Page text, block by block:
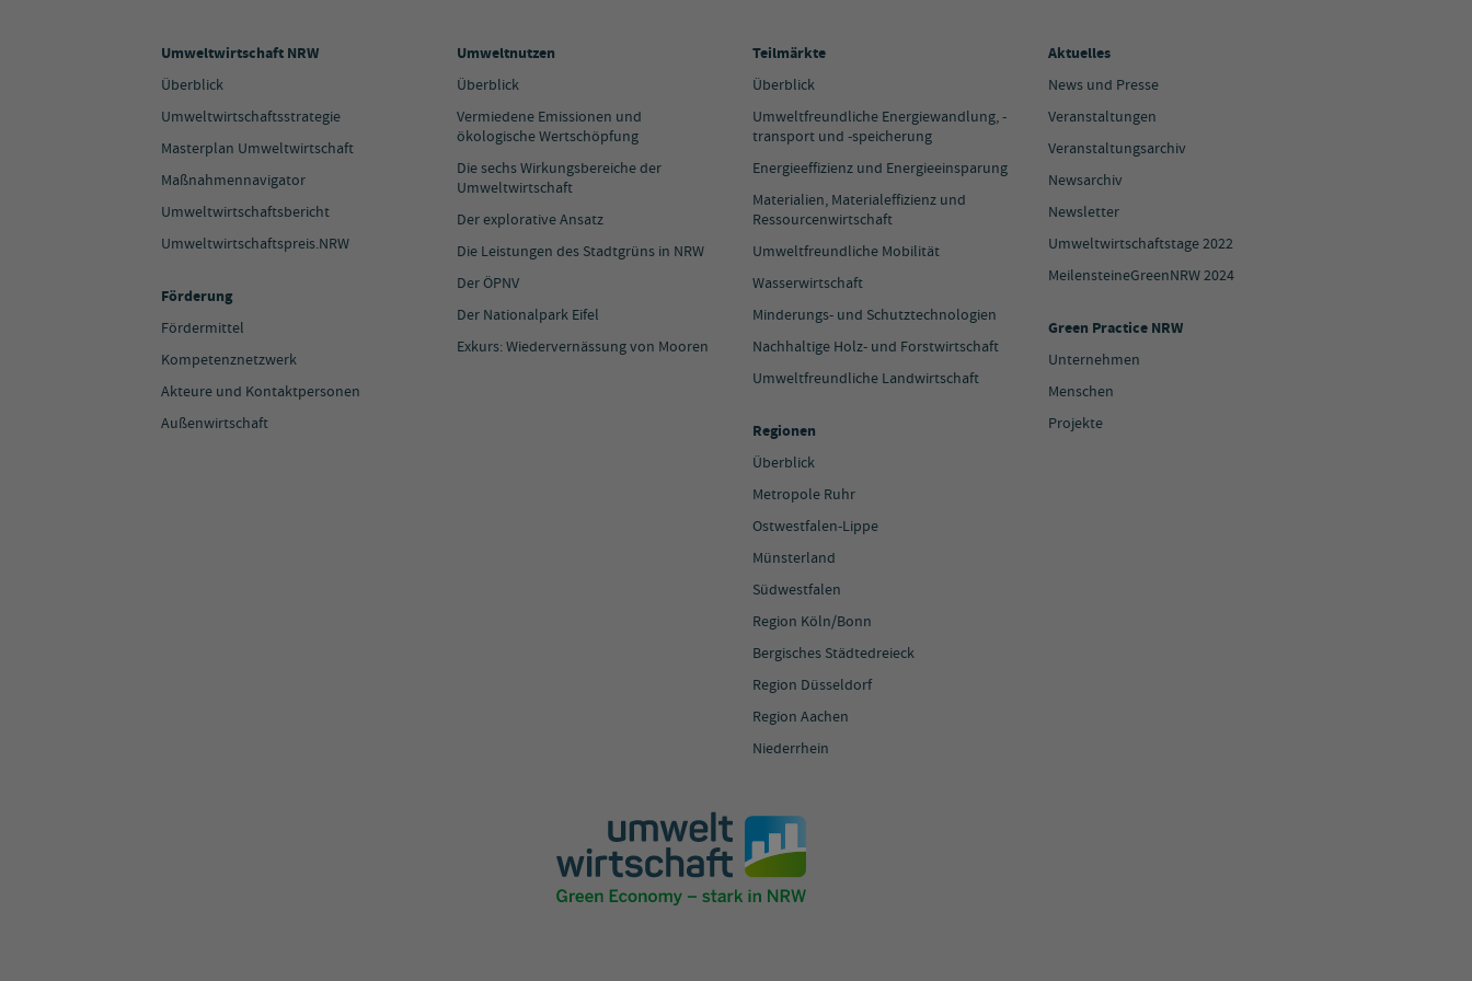
Umweltwirtschaft NRW
Überblick
Umweltwirtschaftsstrategie
Masterplan Umweltwirtschaft
Maßnahmennavigator
Umweltwirtschaftsbericht
Umweltwirtschaftspreis.NRW
Förderung
Fördermittel
Kompetenznetzwerk
Akteure und Kontaktpersonen
Außenwirtschaft
Umweltnutzen
Überblick
Vermiedene Emissionen und
ökologische Wertschöpfung
Die sechs Wirkungsbereiche der
Umweltwirtschaft
Der explorative Ansatz
Die Leistungen des Stadtgrüns in NRW
Der ÖPNV
Der Nationalpark Eifel
Exkurs: Wiedervernässung von Mooren
Teilmärkte
Überblick
Umweltfreundliche Energiewandlung, -
transport und -speicherung
Energieeffizienz und Energieeinsparung
Materialien, Materialeffizienz und
Ressourcenwirtschaft
Umweltfreundliche Mobilität
Wasserwirtschaft
Minderungs- und Schutztechnologien
Nachhaltige Holz- und Forstwirtschaft
Umweltfreundliche Landwirtschaft
Regionen
Überblick
Metropole Ruhr
Ostwestfalen-Lippe
Münsterland
Südwestfalen
Region Köln/Bonn
Bergisches Städtedreieck
Region Düsseldorf
Region Aachen
Niederrhein
Aktuelles
News und Presse
Veranstaltungen
Veranstaltungsarchiv
Newsarchiv
Newsletter
Umweltwirtschaftstage 2022
MeilensteineGreenNRW 2024
Green Practice NRW
Unternehmen
Menschen
Projekte